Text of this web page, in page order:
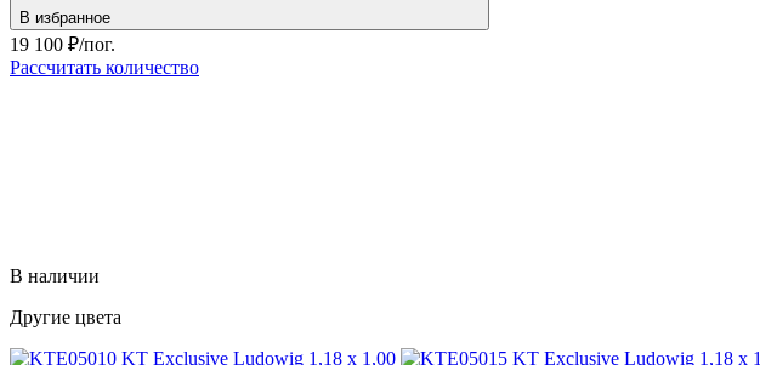
В избранное
19 100 ₽/пог.
Рассчитать количество
В наличии
Другие цвета